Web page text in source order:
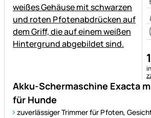
Akku-Schermaschine Exacta
für Hunde
zuverlässiger Trimmer für Pfoten,